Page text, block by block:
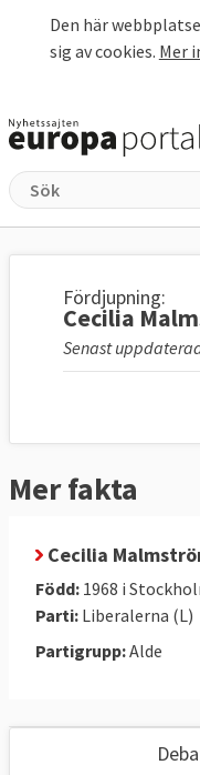
Den här
sig av cookies. Mer
Fördjupning:
Cecilia
Senast
Mer fakta
Cecilia
Född: 1968 i
Parti: Liberalerna (L)
Partigrupp:Alde